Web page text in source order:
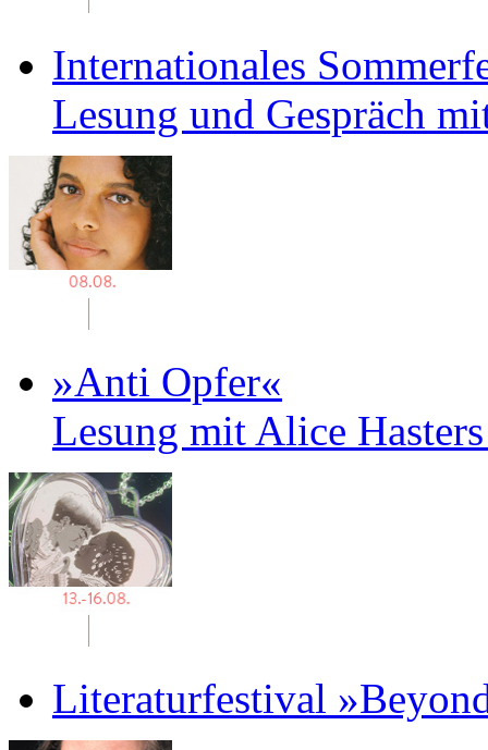
Internationales
Lesung und Gespräch
»Anti Opfer«
Lesung mit Alice
Literaturfestival